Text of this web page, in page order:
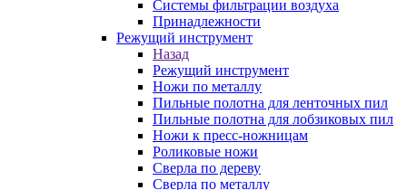
Системы фильтрации воздуха
Принадлежности
Режущий инструмент
Назад
Режущий инструмент
Ножи по металлу
Пильные полотна для ленточных пил
Пильные полотна для лобзиковых пил
Ножи к пресс-ножницам
Роликовые ножи
Сверла по дереву
Сверла по металлу